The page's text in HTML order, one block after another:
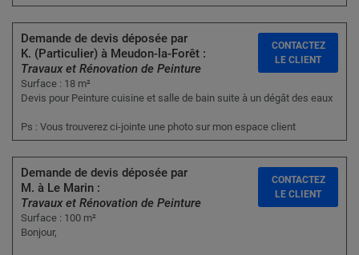
Demande de devis déposée par
K. (Particulier) à Meudon-la-Forêt :
Travaux et Rénovation de Peinture
Surface : 18 m²
Devis pour Peinture cuisine et salle de bain suite à un dégât des eaux
Ps : Vous trouverez ci-jointe une photo sur mon espace client
CONTACTEZ
LE CLIENT
Demande de devis déposée par
M. à Le Marin :
Travaux et Rénovation de Peinture
Surface : 100 m²
Bonjour,
CONTACTEZ
LE CLIENT